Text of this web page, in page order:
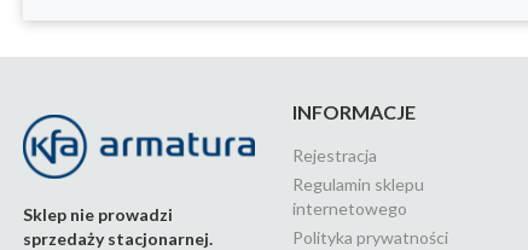
Sklep nie prowadzi
sprzedaży stacjonarnej.
INFORMACJE
Rejestracja
Regulamin sklepu
internetowego
Polityka prywatności